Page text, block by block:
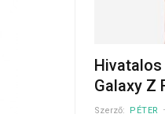
Galaxy Z
Szerző: PÉTER